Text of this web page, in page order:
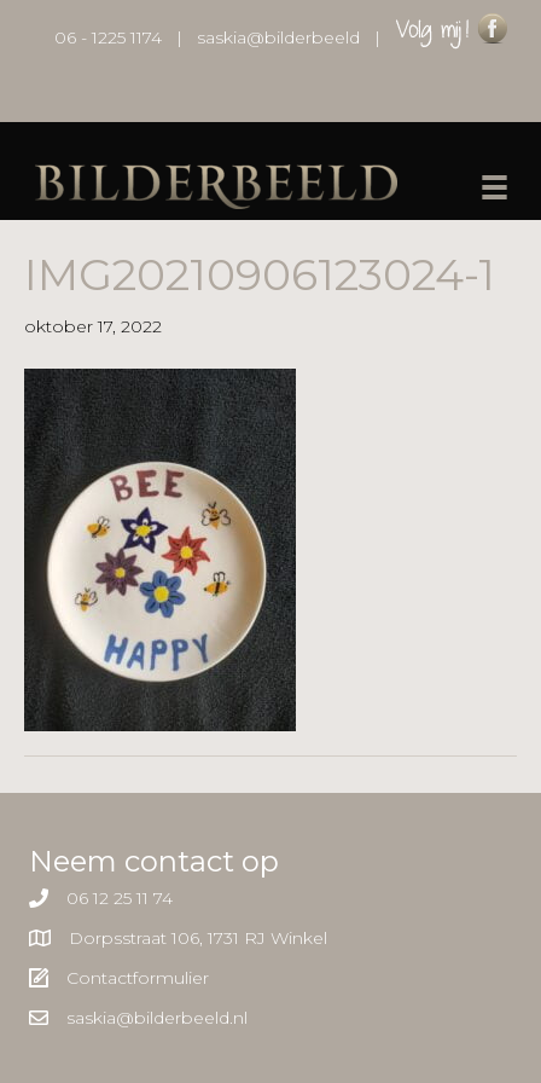
06 - 1225 1174 | saskia@bilderbeeld |
IMG20210906123024-1
oktober 17, 2022
Neem contact op
06 12 25 11 74
Dorpsstraat 106, 1731 RJ Winkel
Contactformulier
saskia@bilderbeeld.nl